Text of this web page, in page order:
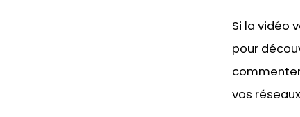
Si la vidéo
pour
vos